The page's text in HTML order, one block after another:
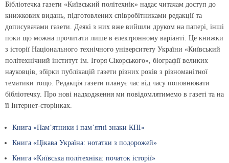
Бібліотечка газети «Київський політехнік» надає читачам доступ до
книжкових видань, підготовлених співробітниками редакції та
дописувачами газети. Деякі з них вже вийшли друком на папері, інші
поки що можна прочитати лише в електронному варіанті. Це книжки
з історії Національного технічного університету України «Київський
політехнічний інститут ім. Ігоря Сікорського», біографії великих
науковців, збірки публікацій газети різних років з різноманітної
тематики тощо. Редакція газети планує час від часу поповнювати
бібліотечку. Про нові надходження ми повідомлятимемо в газеті та на
її Інтернет-сторінках.
Книга «Пам’ятники і пам’ятні знаки КПІ»
Книга «Цікава Україна: нотатки з подорожей»
Книга «Київська політехніка: початок історії»